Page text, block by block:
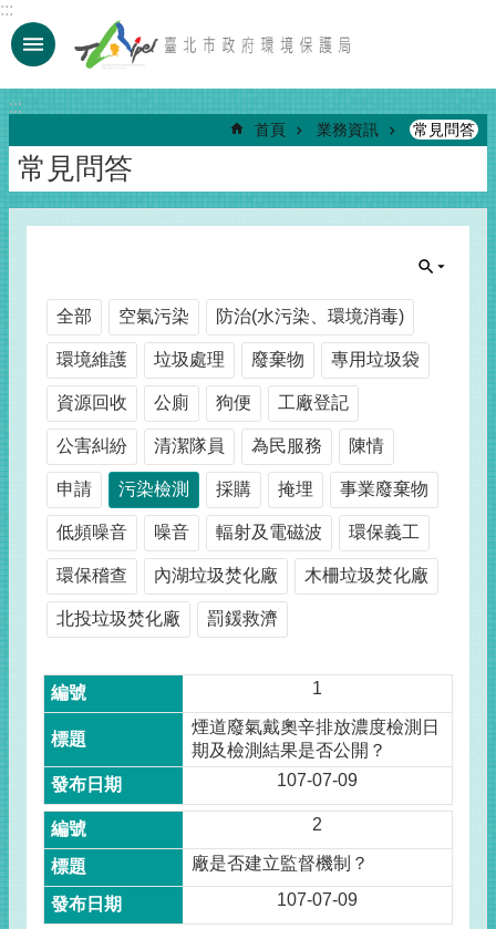
跳到主要內容區塊
:::
:::
首頁 業務資訊 常見問答
常見問答
全部 空氣污染 防治(水污染、環境消毒)
環境維護 垃圾處理 廢棄物 專用垃圾袋
資源回收 公廁 狗便 工廠登記
公害糾紛 清潔隊員 為民服務 陳情
申請 污染檢測 採購 掩埋 事業廢棄物
低頻噪音 噪音 輻射及電磁波 環保義工
環保稽查 內湖垃圾焚化廠 木柵垃圾焚化廠
北投垃圾焚化廠 罰鍰救濟
1
煙道廢氣戴奧辛排放濃度檢測日
期及檢測結果是否公開？
107-07-09
2
廠是否建立監督機制？
107-07-09